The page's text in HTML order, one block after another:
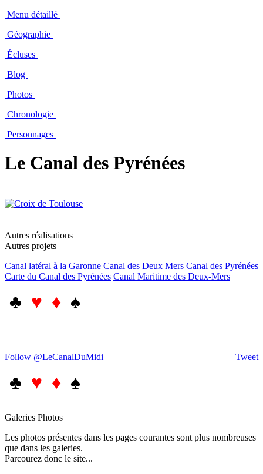
Menu détaillé
Géographie
Écluses
Blog
Photos
Chronologie
Personnages
Le Canal des Pyrénées
Autres réalisations
Autres projets
Canal latéral à la Garonne Canal des Deux Mers Canal des Pyrénées
Carte du Canal des Pyrénées Canal Maritime des Deux-Mers
♣ ♥ ♦ ♠
Tweet
Follow @LeCanalDuMidi
♣ ♥ ♦ ♠
Galeries Photos
Les photos présentes dans les pages courantes sont plus nombreuses
que dans les galeries.
Parcourez donc le site...